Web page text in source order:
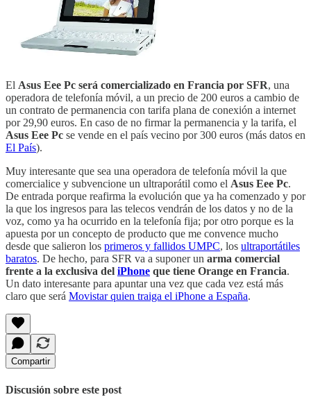
El Asus Eee Pc será comercializado en Francia por SFR, una
operadora de telefonía móvil, a un precio de 200 euros a cambio de
un contrato de permanencia con tarifa plana de conexión a internet
por 29,90 euros. En caso de no firmar la permanencia y la tarifa, el
Asus Eee Pc se vende en el país vecino por 300 euros (más datos en
El País).
Muy interesante que sea una operadora de telefonía móvil la que
comercialice y subvencione un ultraporátil como el Asus Eee Pc.
De entrada porque reafirma la evolución que ya ha comenzado y por
la que los ingresos para las telecos vendrán de los datos y no de la
voz, como ya ha ocurrido en la telefonía fija; por otro porque es la
apuesta por un concepto de producto que me convence mucho
desde que salieron los primeros y fallidos UMPC, los ultraportátiles
baratos. De hecho, para SFR va a suponer un arma comercial
frente a la exclusiva del iPhone que tiene Orange en Francia.
Un dato interesante para apuntar una vez que cada vez está más
claro que será Movistar quien traiga el iPhone a España.
Compartir
Discusión sobre este post